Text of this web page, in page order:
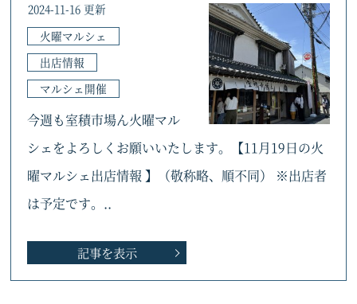
2024-11-16 更新
火曜マルシェ
出店情報
マルシェ開催
今週も室積市場ん火曜マル
シェをよろしくお願いいたします。【11月19日の火
曜マルシェ出店情報 】（敬称略、順不同） ※出店者
は予定です。..
記事を表示